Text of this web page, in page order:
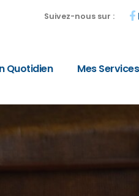
Suivez-nous sur :
Quotidien Mes Services